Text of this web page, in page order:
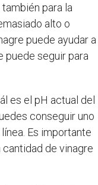
para la
alto o
puede ayudar a
puede seguir para
es el pH actual del
conseguir uno
Es importante
de vinagre